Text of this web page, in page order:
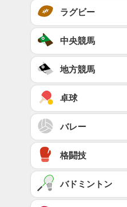
ラグビー
中央競馬
地方競馬
卓球
バレー
格闘技
バドミントン